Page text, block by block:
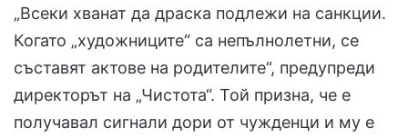
„Всеки хванат да драска подлежи на санкции.
Когато „художниците“ са непълнолетни, се
съставят актове на родителите“, предупреди
директорът на „Чистота“. Той призна, че е
получавал сигнали дори от чужденци и му е